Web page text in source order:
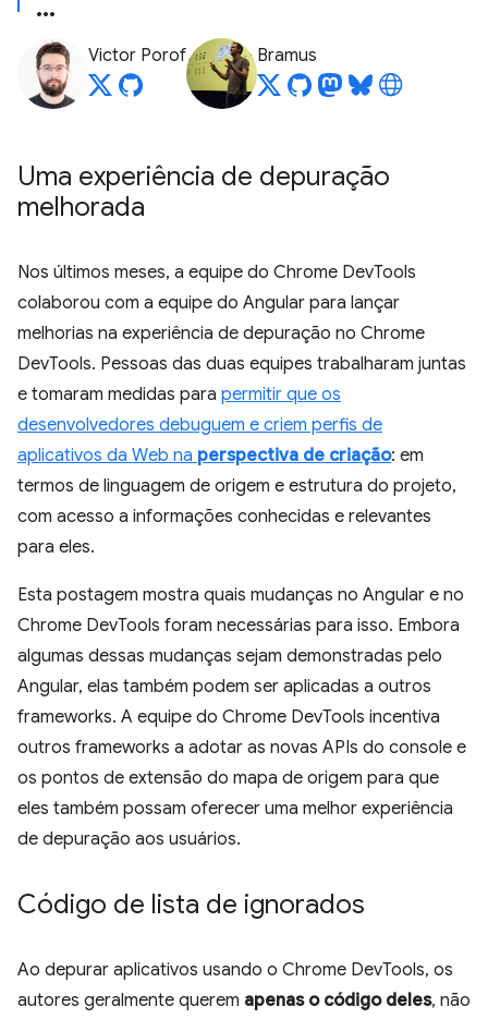
Victor Porof Bramus
Uma experiência de depuração
melhorada
Nos últimos meses, a equipe do Chrome DevTools
colaborou com a equipe do Angular para lançar
melhorias na experiência de depuração no Chrome
DevTools. Pessoas das duas equipes trabalharam juntas
e tomaram medidas para permitir que os
desenvolvedores debuguem e criem perfis de
aplicativos da Web na perspectiva de criação: em
termos de linguagem de origem e estrutura do projeto,
com acesso a informações conhecidas e relevantes
para eles.
Esta postagem mostra quais mudanças no Angular e no
Chrome DevTools foram necessárias para isso. Embora
algumas dessas mudanças sejam demonstradas pelo
Angular, elas também podem ser aplicadas a outros
frameworks. A equipe do Chrome DevTools incentiva
outros frameworks a adotar as novas APIs do console e
os pontos de extensão do mapa de origem para que
eles também possam oferecer uma melhor experiência
de depuração aos usuários.
Código de lista de ignorados
Ao depurar aplicativos usando o Chrome DevTools, os
autores geralmente querem apenas o código deles, não